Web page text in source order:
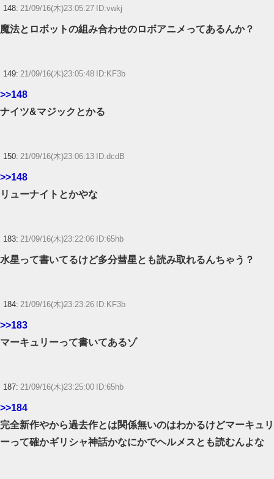
148: 21/09/16(木)23:05:27 ID:vwkj
魔法とロボットの組み合わせのロボアニメってあるんか？
149: 21/09/16(木)23:05:48 ID:KF3b
>>148
ナイツ&マジックとかる
150: 21/09/16(木)23:06:13 ID:dcdB
>>148
リューナイトとかやな
183: 21/09/16(木)23:22:06 ID:65hb
水星って書いてるけど多分彗星とも読み取れるんちゃう？
184: 21/09/16(木)23:23:26 ID:KF3b
>>183
マーキュリーって書いてあるゾ
187: 21/09/16(木)23:25:00 ID:65hb
>>184
完全新作やから過去作とは関係無いのはわかるけどマーキュリ
ーって確かギリシャ神話かなにかでヘルメスとも読むんよな